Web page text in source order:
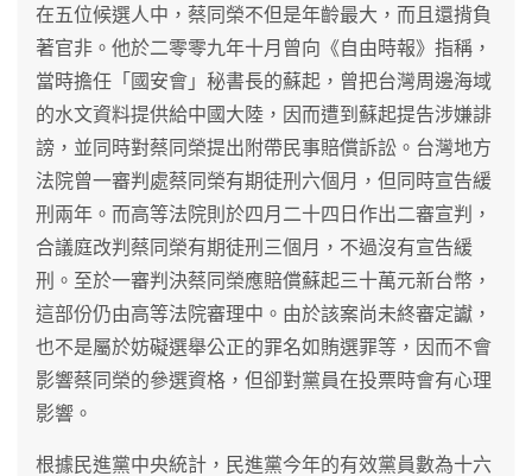
在五位候選人中，蔡同榮不但是年齡最大，而且還揹負
著官非。他於二零零九年十月曾向《自由時報》指稱，
當時擔任「國安會」秘書長的蘇起，曾把台灣周邊海域
的水文資料提供給中國大陸，因而遭到蘇起提告涉嫌誹
謗，並同時對蔡同榮提出附帶民事賠償訴訟。台灣地方
法院曾一審判處蔡同榮有期徒刑六個月，但同時宣告緩
刑兩年。而高等法院則於四月二十四日作出二審宣判，
合議庭改判蔡同榮有期徒刑三個月，不過沒有宣告緩
刑。至於一審判決蔡同榮應賠償蘇起三十萬元新台幣，
這部份仍由高等法院審理中。由於該案尚未終審定讞，
也不是屬於妨礙選舉公正的罪名如賄選罪等，因而不會
影響蔡同榮的參選資格，但卻對黨員在投票時會有心理
影響。
根據民進黨中央統計，民進黨今年的有效黨員數為十六